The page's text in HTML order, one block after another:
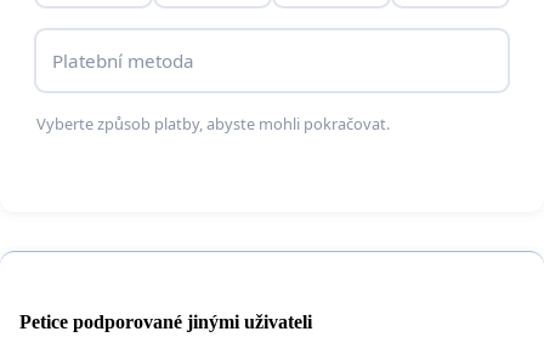
Platební metoda
Vyberte způsob platby, abyste mohli pokračovat.
Petice podporované jinými uživateli